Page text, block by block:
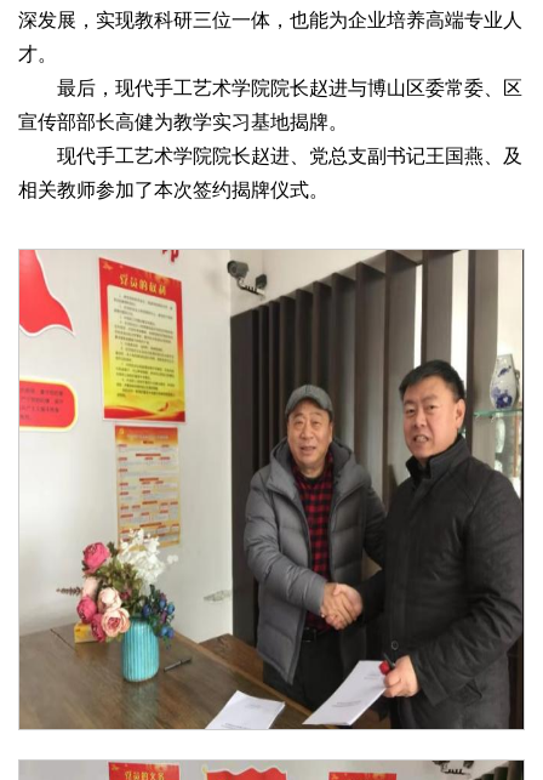
深发展，实现教科研三位一体，也能为企业培养高端专业人
才。
最后，现代手工艺术学院院长赵进与博山区委常委、区
宣传部部长高健为教学实习基地揭牌。
现代手工艺术学院院长赵进、党总支副书记王国燕、及
相关教师参加了本次签约揭牌仪式。